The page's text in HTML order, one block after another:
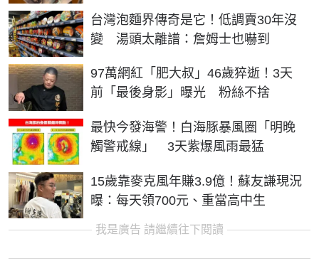
台灣泡麵界傳奇是它！低調賣30年沒
變 湯頭太離譜：詹姆士也嚇到
97萬網紅「肥大叔」46歲猝逝！3天
前「最後身影」曝光 粉絲不捨
最快今發海警！白海豚暴風圈「明晚
觸警戒線」 3天紫爆風雨最猛
15歲靠麥克風年賺3.9億！蘇友謙現況
曝：每天領700元、重當高中生
我是廣告 請繼續往下閱讀